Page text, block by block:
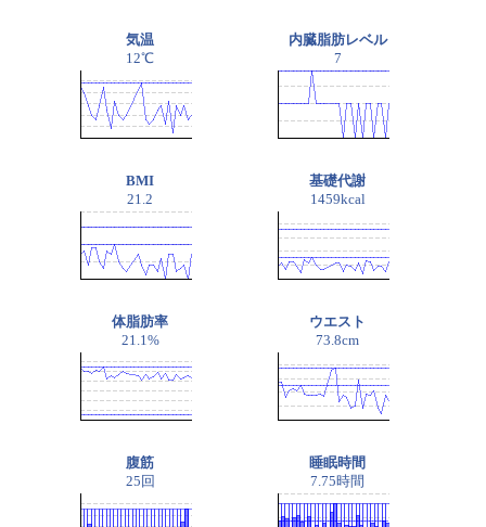
気温
12℃
内臓脂肪レベル
7
BMI
21.2
基礎代謝
1459kcal
体脂肪率
21.1%
ウエスト
73.8cm
腹筋
25回
睡眠時間
7.75時間